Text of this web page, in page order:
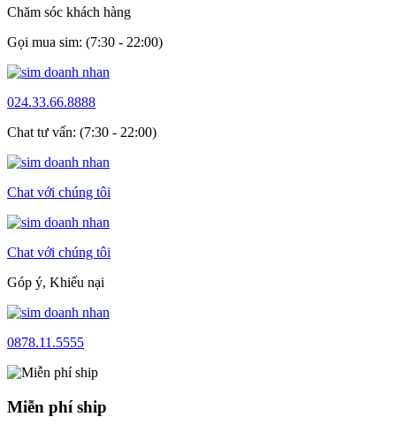
Chăm sóc khách hàng
Gọi mua sim: (7:30 - 22:00)
024.33.66.8888
Chat tư vấn: (7:30 - 22:00)
Chat với chúng tôi
Chat với chúng tôi
Góp ý, Khiếu nại
0878.11.5555
Miễn phí ship